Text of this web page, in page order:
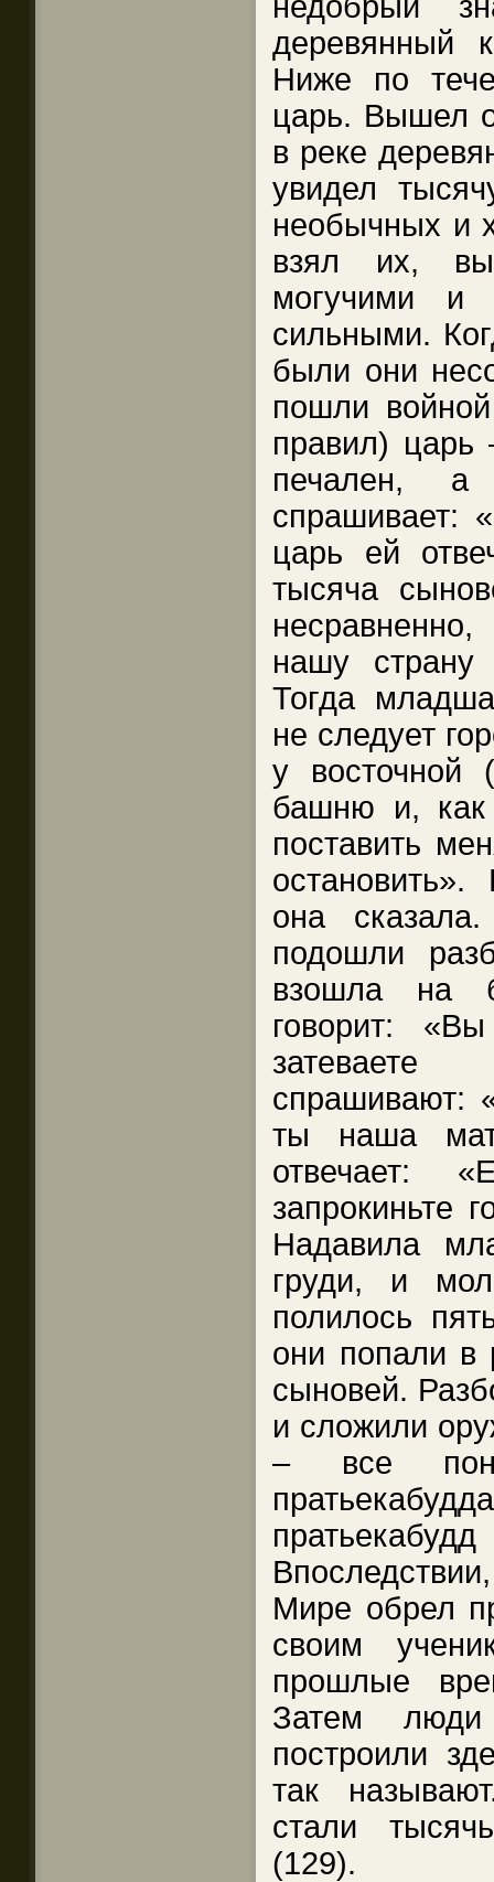
деревянный
Ниже по
царь. Вышел
в реке
увидел
необычных и
взял их,
могучими и
сильными.
были они
пошли
правил)
печален,
спрашивает:
царь ей
тысяча
нашу страну
Тогда
не следует
у восточной
башню и, как
поставить
она
подошли
взошла на
говорит:
затеваете
спрашивают:
ты наша
отвечает:
запрокиньте
Надавила
груди, и
полилось
они попали в
сыновей.
и сложили
– все
Мире обрел
своим
прошлые
Затем
построили
так
стали
(129).